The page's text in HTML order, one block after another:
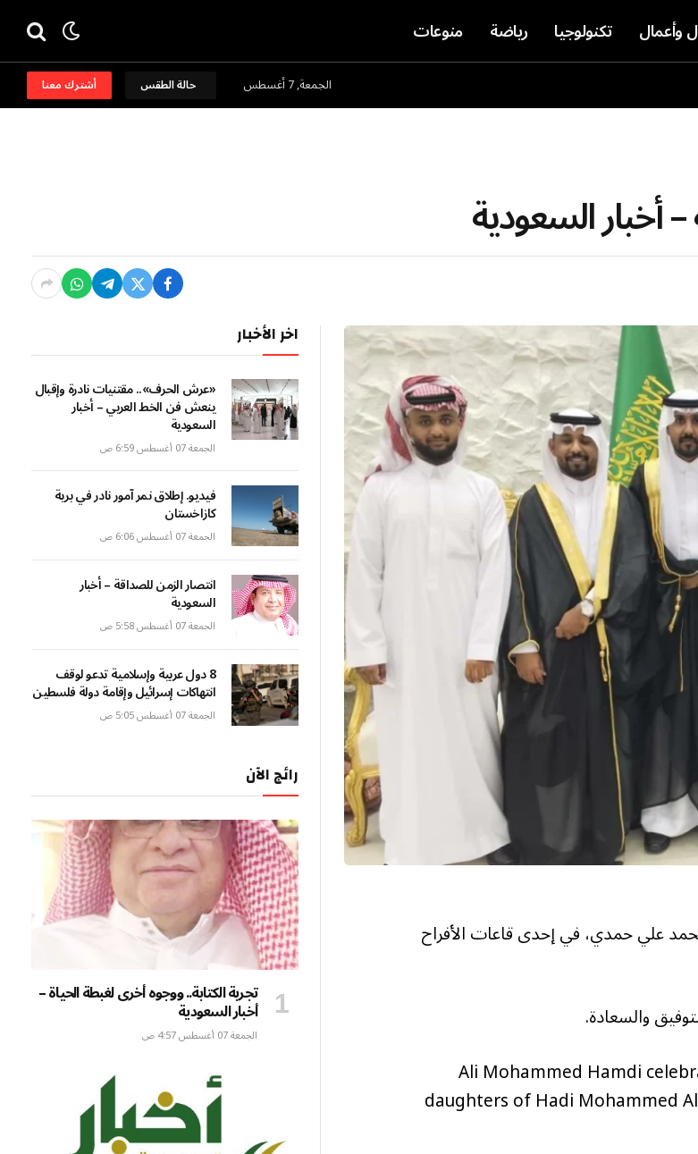
وأعمال تكنولوجيا رياضة منوعات
الجمعة, 7 أغسطس حالة الطقس أشترك معنا
السعودية
علي حمدي، في إحدى قاعات الأفراح
والسعادة.
Ali Mohammed Hamdi
daughters of Hadi Mohammed
اخر الأخبار
«عرش الحرف».. مقتنيات نادرة وإقبال
ينعش فن الخط العربي – أخبار
السعودية
الجمعة 07 أغسطس 6:59 ص
فيديو. إطلاق نمر آمور نادر في برية
كازاخستان
الجمعة 07 أغسطس 6:06 ص
انتصار الزمن للصداقة – أخبار
السعودية
الجمعة 07 أغسطس 5:58 ص
8 دول عربية وإسلامية تدعو لوقف
انتهاكات إسرائيل وإقامة دولة فلسطين
الجمعة 07 أغسطس 5:05 ص
رائج الآن
تجربة الكتابة.. ووجوه أخرى لغبطة الحياة –
أخبار السعودية
الجمعة 07 أغسطس 4:57 ص